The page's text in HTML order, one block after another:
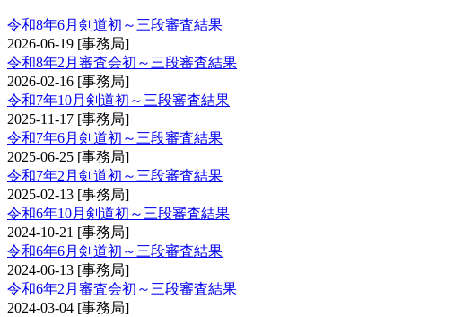
令和8年6月剣道初～三段審査結果
2026-06-19 [事務局]
令和8年2月審査会初～三段審査結果
2026-02-16 [事務局]
令和7年10月剣道初～三段審査結果
2025-11-17 [事務局]
令和7年6月剣道初～三段審査結果
2025-06-25 [事務局]
令和7年2月剣道初～三段審査結果
2025-02-13 [事務局]
令和6年10月剣道初～三段審査結果
2024-10-21 [事務局]
令和6年6月剣道初～三段審査結果
2024-06-13 [事務局]
令和6年2月審査会初～三段審査結果
2024-03-04 [事務局]